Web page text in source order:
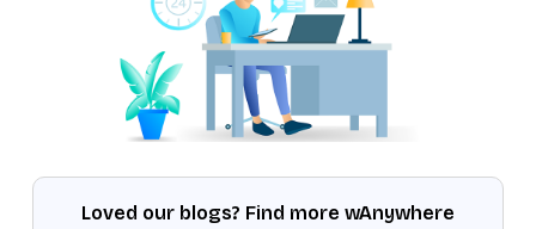
Loved our blogs? Find more wAnywhere